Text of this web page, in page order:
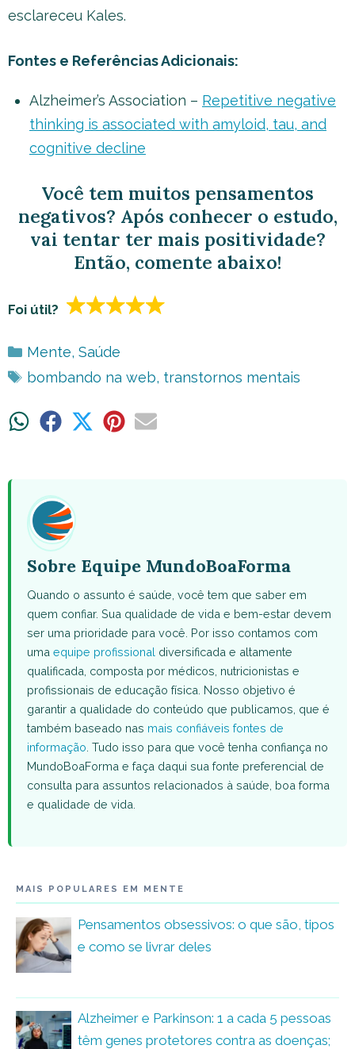
esclareceu Kales.
Fontes e Referências Adicionais:
Alzheimer’s Association – Repetitive negative
thinking is associated with amyloid, tau, and
cognitive decline
Você tem muitos pensamentos
negativos? Após conhecer o estudo,
vai tentar ter mais positividade?
Então, comente abaixo!
Foi útil?
Categorias
Mente, Saúde
Tags
bombando na web, transtornos mentais
ShareShare ShareShareShare
Sobre Equipe MundoBoaForma
Quando o assunto é saúde, você tem que saber em
quem confiar. Sua qualidade de vida e bem-estar devem
ser uma prioridade para você. Por isso contamos com
uma equipe profissional diversificada e altamente
qualificada, composta por médicos, nutricionistas e
profissionais de educação física. Nosso objetivo é
garantir a qualidade do conteúdo que publicamos, que é
também baseado nas mais confiáveis fontes de
informação . Tudo isso para que você tenha confiança no
MundoBoaForma e faça daqui sua fonte preferencial de
consulta para assuntos relacionados à saúde, boa forma
e qualidade de vida.
MAIS POPULARES EM MENTE
Pensamentos obsessivos: o que são, tipos
e como se livrar deles
Alzheimer e Parkinson: 1 a cada 5 pessoas
têm genes protetores contra as doenças;